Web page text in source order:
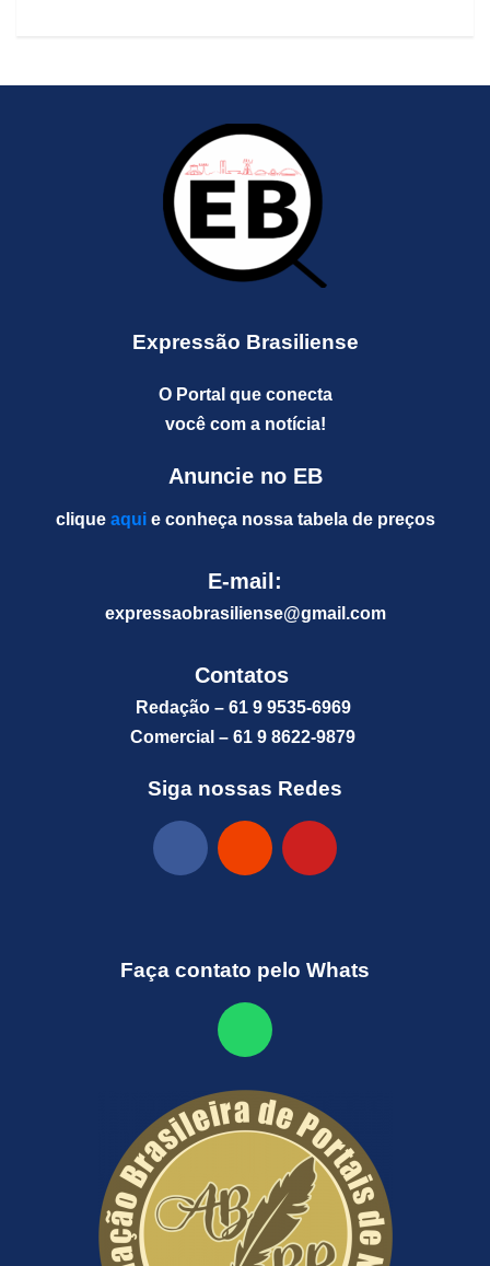
Expressão Brasiliense
O Portal que conecta
você com a notícia!
Anuncie no EB
clique aquie conheça nossa tabela de preços
E-mail:
expressaobrasiliense@gmail.com
Contatos
Redação – 61 9 9535-6969
Comercial – 61 9 8622-9879
Siga nossas Redes
Faça contato pelo Whats